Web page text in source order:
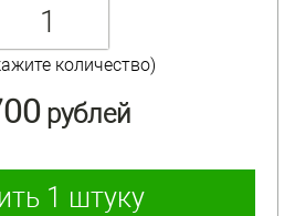
количество)
рублей
1 штуку